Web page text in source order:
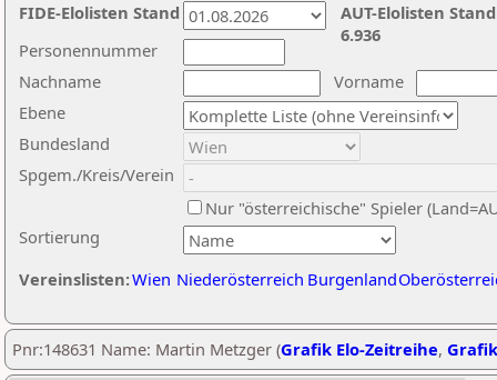
Nachname
Vorname
Ebene
Sortierung
Personennummer
Bundesland
Spgem./Kreis/Verein
Nur "österreichische" Spieler
Vereinslisten:Wien Niederösterreich Burgenland
AUT-Elolisten
6.936
FIDE-Elolisten Stand
Pnr:148631 Name: Martin Metzger (Grafik Elo-Zeitreihe,